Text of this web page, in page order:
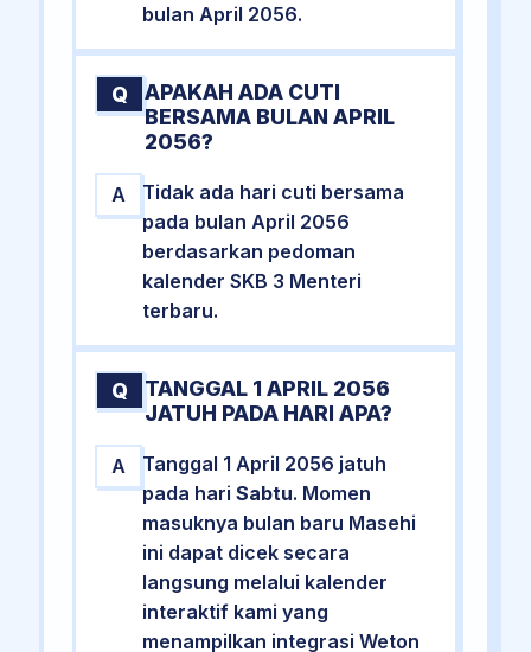
bulan April 2056.
Q
APAKAH ADA CUTI
BERSAMA BULAN APRIL
2056?
A
Tidak ada hari cuti bersama
pada bulan April 2056
berdasarkan pedoman
kalender SKB 3 Menteri
terbaru.
Q
TANGGAL 1 APRIL 2056
JATUH PADA HARI APA?
A
Tanggal 1 April 2056 jatuh
pada hari Sabtu. Momen
masuknya bulan baru Masehi
ini dapat dicek secara
langsung melalui kalender
interaktif kami yang
menampilkan integrasi Weton